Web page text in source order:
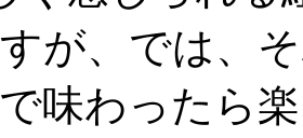
が、では、
味わったら